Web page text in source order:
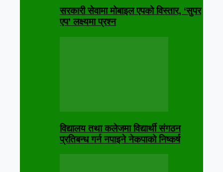
सरकारी सेवामा मोबाइल एपको विस्तार, ‘सुपर
एप’ लक्ष्यमा प्रश्न
विद्यालय तथा कलेजमा विद्यार्थी संगठन
प्रतिबन्ध गर्न नपाइने नेकपाको निष्कर्ष